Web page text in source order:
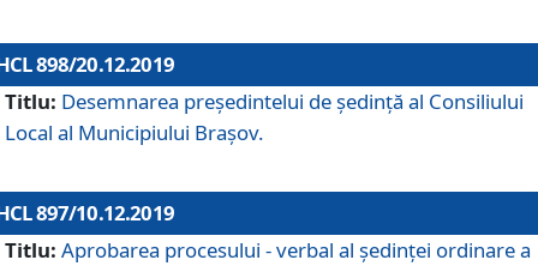
898/20.12.2019
Titlu: Desemnarea preşedintelui de şedinţă al Consiliului
Local al Municipiului Braşov.
897/10.12.2019
Titlu: Aprobarea procesului - verbal al şedinţei ordinare a